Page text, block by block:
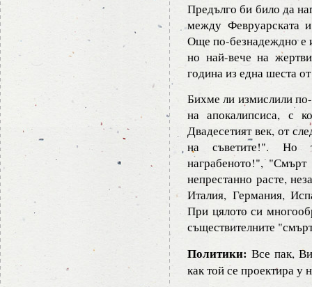
Предълго би било да
между Февруарската
Още по-безнадеждно е
но най-вече на
година из една шеста
Бихме ли измислили
на апокалипсиса, с
Двадесетият век, от
на съветите!". Но
награбеното!",
непрестанно расте,
Италия, Германия,
При цялото си
съществителните
Политики: Все пак,
как той се проектира у